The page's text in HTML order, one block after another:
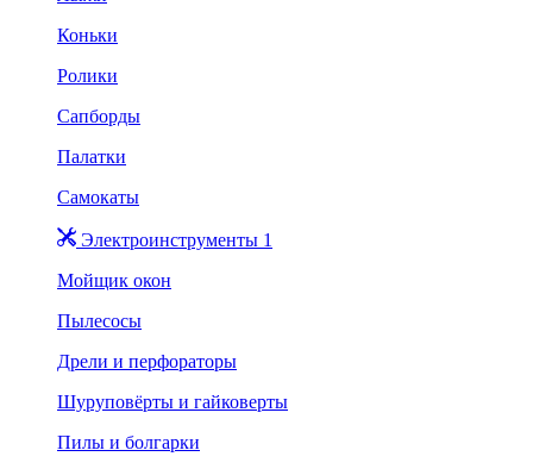
Коньки
Ролики
Сапборды
Палатки
Самокаты
Электроинструменты 1
Мойщик окон
Пылесосы
Дрели и перфораторы
Шуруповёрты и гайковерты
Пилы и болгарки